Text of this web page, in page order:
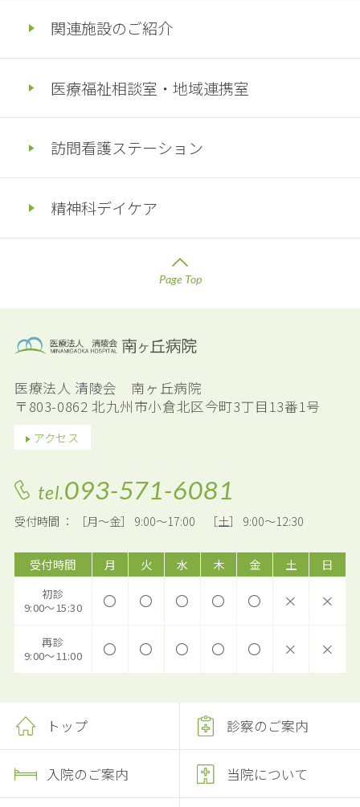
関連施設のご紹介
医療福祉相談室・地域連携室
訪問看護ステーション
精神科デイケア
Page Top
医療法人 清陵会 南ヶ丘病院
〒803-0862 北九州市小倉北区今町3丁目13番1号
アクセス
tel.093-571-6081
受付時間 ： ［月～金］ 9:00～17:00 ［土］ 9:00～12:30
受付時間 月 火 水 木 金 土 日
初診
9:00～15:30
〇 〇 〇 〇 〇 × ×
再診
9:00～11:00
〇 〇 〇 〇 〇 × ×
トップ 診察のご案内
入院のご案内 当院について